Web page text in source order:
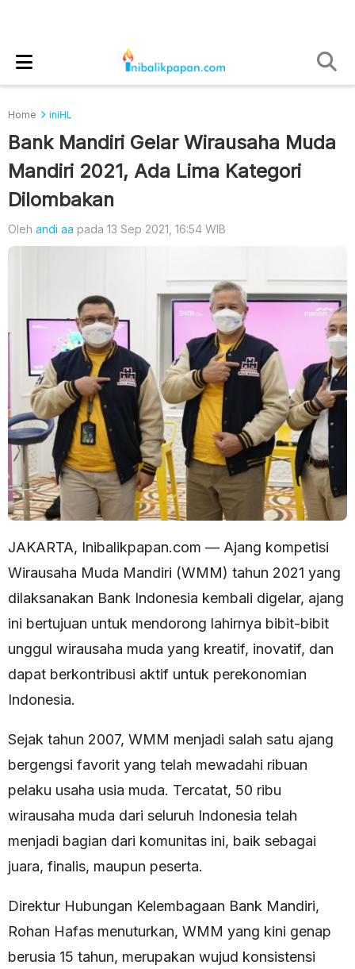
Home iniHL
Bank Mandiri Gelar Wirausaha Muda
Mandiri 2021, Ada Lima Kategori
Dilombakan
Oleh andi aa pada 13 Sep 2021, 16:54 WIB
JAKARTA, Inibalikpapan.com — Ajang kompetisi
Wirausaha Muda Mandiri (WMM) tahun 2021 yang
dilaksanakan Bank Indonesia kembali digelar, ajang
ini bertujuan untuk mendorong lahirnya bibit-bibit
unggul wirausaha muda yang kreatif, inovatif, dan
dapat berkontribusi aktif untuk perekonomian
Indonesia.
Sejak tahun 2007, WMM menjadi salah satu ajang
bergengsi favorit yang telah mewadahi ribuan
pelaku usaha usia muda. Tercatat, 50 ribu
wirausaha muda dari seluruh Indonesia telah
menjadi bagian dari komunitas ini, baik sebagai
juara, finalis, maupun peserta.
Direktur Hubungan Kelembagaan Bank Mandiri,
Rohan Hafas menuturkan, WMM yang kini genap
berusia 15 tahun, merupakan wujud konsistensi